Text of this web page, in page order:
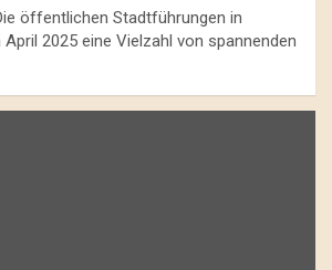
öffentlichen Stadtführungen in
2025 eine Vielzahl von spannenden